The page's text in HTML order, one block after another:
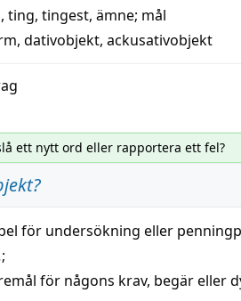
, ting, tingest, ämne; mål
, dativobjekt, ackusativobjekt
ett nytt ord eller rapportera ett fel?
?
för undersökning eller
;
för någons krav, begäreller